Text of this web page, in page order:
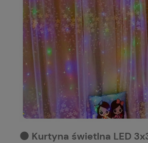
⚫️ Kurtyna świetlna LED